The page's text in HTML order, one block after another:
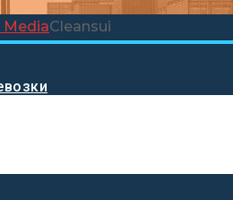
MediaCleansui